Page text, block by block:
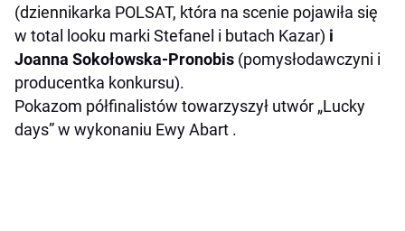
(dziennikarka POLSAT, która na scenie pojawiła się
w total looku marki Stefanel i butach Kazar) i
Joanna Sokołowska-Pronobis (pomysłodawczyni i
producentka konkursu).
Pokazom półfinalistów towarzyszył utwór „Lucky
days” w wykonaniu Ewy Abart .